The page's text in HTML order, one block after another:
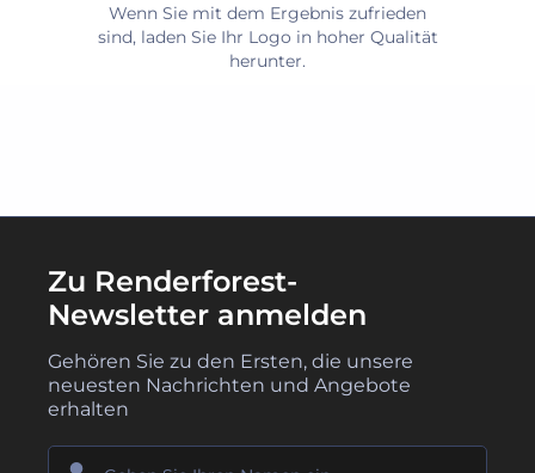
Wenn Sie mit dem Ergebnis zufrieden
sind, laden Sie Ihr Logo in hoher Qualität
herunter.
Zu Renderforest-
Newsletter anmelden
Gehören Sie zu den Ersten, die unsere
neuesten Nachrichten und Angebote
erhalten